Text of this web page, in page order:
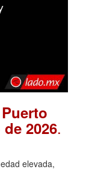
2026.
elevada,